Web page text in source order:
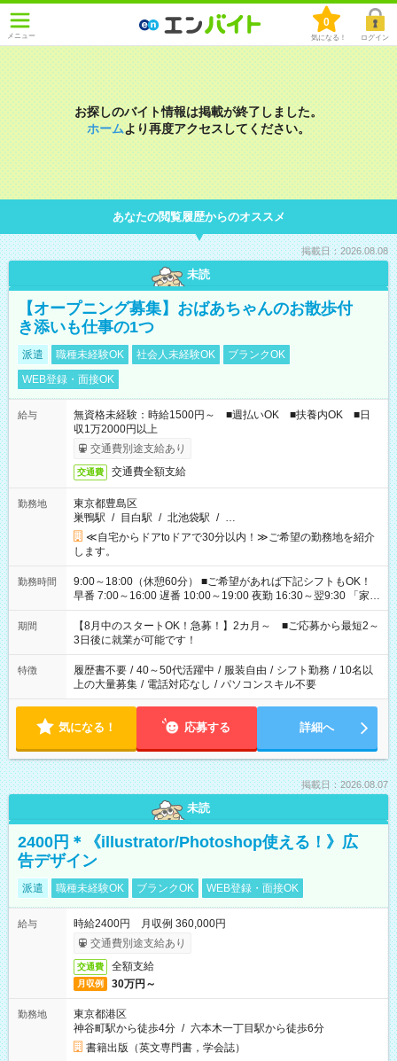
メニュー
0
気になる！ ログイン
お探しのバイト情報は掲載が終了しました。
ホームより再度アクセスしてください。
あなたの閲覧履歴からのオススメ
掲載日：2026.08.08
未読
【オープニング募集】おばあちゃんのお散歩付
き添いも仕事の1つ
派遣 職種未経験OK 社会人未経験OK
ブランクOK
WEB登録・面接OK
給与
無資格未経験：時給1500円～ ■週払いOK ■扶養内OK ■日
収1万2000円以上
交通費別途支給あり
交通費 交通費全額支給
勤務地
東京都豊島区
巣鴨駅 / 目白駅 / 北池袋駅 / …
≪自宅からドアtoドアで30分以内！≫ご希望の勤務地を紹介
します。
勤務時間
9:00～18:00（休憩60分） ■ご希望があれば下記シフトもOK！
早番 7:00～16:00 遅番 10:00～19:00 夜勤 16:30～翌9:30 「家族
と休みを合わせたい」 「余裕を持って夕飯の準備がしたい」
「できれば残業はしたくない」 など、ご希望を教えてください
ね。 ※Wワーク希望の方へ 今ご覧のお仕事で希望する勤務時間
と、もう1つのお仕事の勤務時間。 合計で週40時間を超える場
合は応募できません。
期間
【8月中のスタートOK！急募！】2カ月～ ■ご応募から最短2～
3日後に就業が可能です！
特徴 履歴書不要 / 40～50代活躍中 / 服装自由 / シフト勤務 / 10名以
上の大量募集 / 電話対応なし / パソコンスキル不要
気になる！ 応募する 詳細へ
掲載日：2026.08.07
未読
2400円＊《illustrator/Photoshop使える！》広
告デザイン
派遣 職種未経験OK ブランクOK WEB登録・面接OK
給与
時給2400円 月収例 360,000円
交通費別途支給あり
交通費 全額支給
月収例 30万円～
勤務地
東京都港区
神谷町駅から徒歩4分 / 六本木一丁目駅から徒歩6分
書籍出版（英文専門書，学会誌）